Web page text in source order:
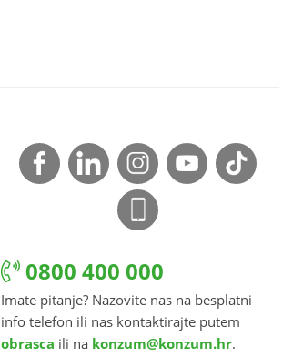
0800 400 000
Imate pitanje? Nazovite nas na besplatni
info telefon ili nas kontaktirajte putem
obrasca ili na konzum@konzum.hr.